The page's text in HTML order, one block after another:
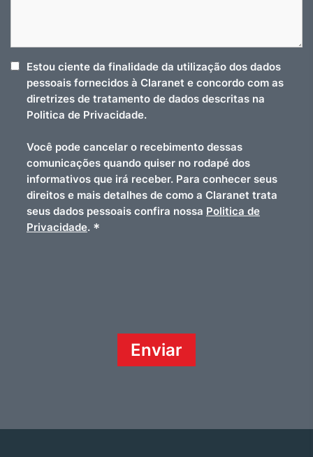
Estou ciente da finalidade da utilização dos dados
pessoais fornecidos à Claranet e concordo com as
diretrizes de tratamento de dados descritas na
Politica de Privacidade.
Você pode cancelar o recebimento dessas
comunicações quando quiser no rodapé dos
informativos que irá receber. Para conhecer seus
direitos e mais detalhes de como a Claranet trata
seus dados pessoais confira nossa Politica de
Privacidade. *